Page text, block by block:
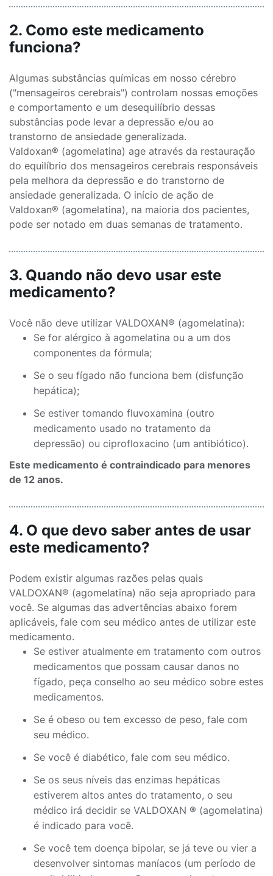
2. Como este medicamento
funciona?
Algumas substâncias químicas em nosso cérebro
("mensageiros cerebrais") controlam nossas emoções
e comportamento e um desequilíbrio dessas
substâncias pode levar a depressão e/ou ao
transtorno de ansiedade generalizada.
Valdoxan® (agomelatina) age através da restauração
do equilíbrio dos mensageiros cerebrais responsáveis
pela melhora da depressão e do transtorno de
ansiedade generalizada. O início de ação de
Valdoxan® (agomelatina), na maioria dos pacientes,
pode ser notado em duas semanas de tratamento.
3. Quando não devo usar este
medicamento?
Você não deve utilizar VALDOXAN® (agomelatina):
Se for alérgico à agomelatina ou a um dos
componentes da fórmula;
Se o seu fígado não funciona bem (disfunção
hepática);
Se estiver tomando fluvoxamina (outro
medicamento usado no tratamento da
depressão) ou ciprofloxacino (um antibiótico).
Este medicamento é contraindicado para menores
de 12 anos.
4. O que devo saber antes de usar
este medicamento?
Podem existir algumas razões pelas quais
VALDOXAN® (agomelatina) não seja apropriado para
você. Se algumas das advertências abaixo forem
aplicáveis, fale com seu médico antes de utilizar este
medicamento.
Se estiver atualmente em tratamento com outros
medicamentos que possam causar danos no
fígado, peça conselho ao seu médico sobre estes
medicamentos.
Se é obeso ou tem excesso de peso, fale com
seu médico.
Se você é diabético, fale com seu médico.
Se os seus níveis das enzimas hepáticas
estiverem altos antes do tratamento, o seu
médico irá decidir se VALDOXAN ® (agomelatina)
é indicado para você.
Se você tem doença bipolar, se já teve ou vier a
desenvolver sintomas maníacos (um período de